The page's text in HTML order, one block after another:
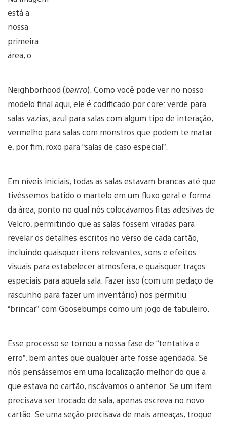
está a
nossa
primeira
área, o
Neighborhood (bairro). Como você pode ver no nosso
modelo final aqui, ele é codificado por core: verde para
salas vazias, azul para salas com algum tipo de interação,
vermelho para salas com monstros que podem te matar
e, por fim, roxo para “salas de caso especial”.
Em níveis iniciais, todas as salas estavam brancas até que
tivéssemos batido o martelo em um fluxo geral e forma
da área, ponto no qual nós colocávamos fitas adesivas de
Velcro, permitindo que as salas fossem viradas para
revelar os detalhes escritos no verso de cada cartão,
incluindo quaisquer itens relevantes, sons e efeitos
visuais para estabelecer atmosfera, e quaisquer traços
especiais para aquela sala. Fazer isso (com um pedaço de
rascunho para fazer um inventário) nos permitiu
“brincar” com Goosebumps como um jogo de tabuleiro.
Esse processo se tornou a nossa fase de “tentativa e
erro”, bem antes que qualquer arte fosse agendada. Se
nós pensássemos em uma localização melhor do que a
que estava no cartão, riscávamos o anterior. Se um item
precisava ser trocado de sala, apenas escreva no novo
cartão. Se uma seção precisava de mais ameaças, troque